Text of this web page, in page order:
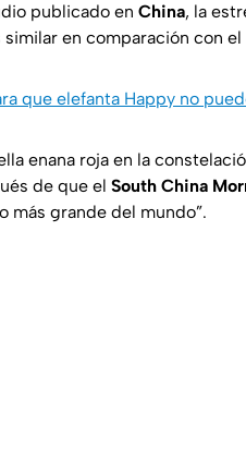
publicado en China, la
similar en comparación con
que elefanta Happy no
enana roja en la
de que el South China
más grande del mundo”.